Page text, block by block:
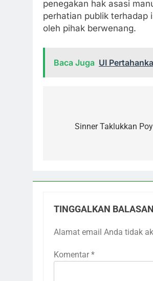
penegakan hak asasi
perhatian publik terhadap
oleh pihak berwenang.
Baca Juga UI
Sinner Taklukkan
TINGGALKAN BALASAN
Alamat email Anda tidak
Komentar *